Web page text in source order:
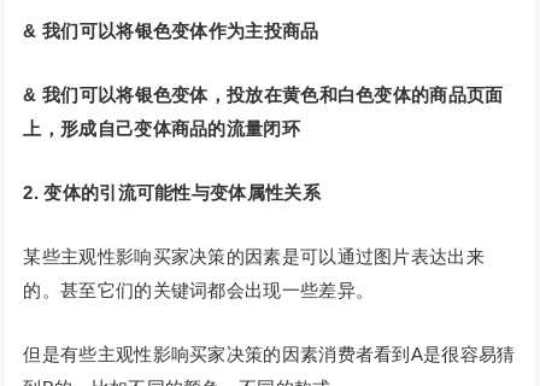
& 我们可以将银色变体作为主投商品
& 我们可以将银色变体，投放在黄色和白色变体的商品页面
上，形成自己变体商品的流量闭环
2. 变体的引流可能性与变体属性关系
某些主观性影响买家决策的因素是可以通过图片表达出来
的。甚至它们的关键词都会出现一些差异。
但是有些主观性影响买家决策的因素消费者看到A是很容易猜